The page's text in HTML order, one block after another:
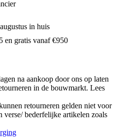
in huis
en gratis vanaf €950
na aankoop door ons op laten
in de bouwmarkt. Lees
retourneren gelden niet voor
verse/ bederfelijke artikelen zoals